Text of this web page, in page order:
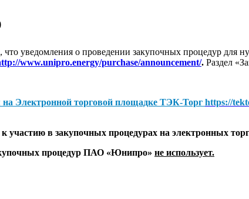
уведомления о проведении закупочных процедур
www.unipro.energy/purchase/announcement/. Раздел
на Электронной торговой площадке ТЭК-Торг https://
в закупочных процедурах на электронных
процедур ПАО «Юнипро» не использует.